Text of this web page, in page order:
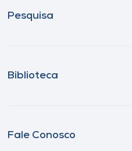
Pesquisa
Biblioteca
Fale Conosco